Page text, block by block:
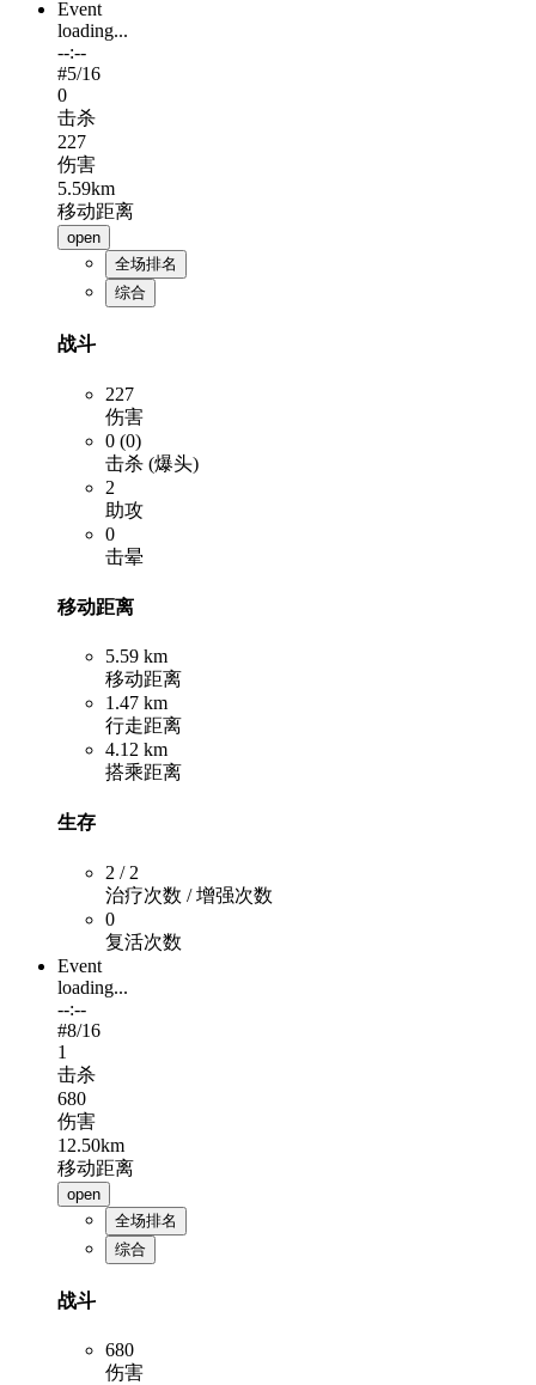
Event
loading...
--:--
#5/16
0
击杀
227
伤害
5.59km
移动距离
open
全场排名
综合
战斗
227
伤害
0 (0)
击杀 (爆头)
2
助攻
0
击晕
移动距离
5.59 km
移动距离
1.47 km
行走距离
4.12 km
搭乘距离
生存
2 / 2
治疗次数 / 增强次数
0
复活次数
Event
loading...
--:--
#8/16
1
击杀
680
伤害
12.50km
移动距离
open
全场排名
综合
战斗
680
伤害